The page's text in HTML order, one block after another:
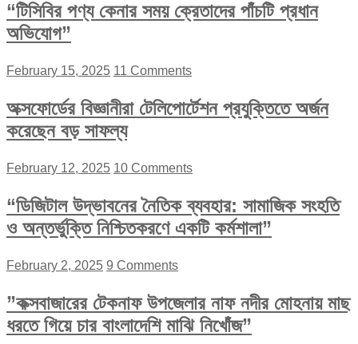
“টিসিবির পণ্য কেনার সময় ক্রেতাদের পাঁচটি প্রধান
অভিযোগ”
February 15, 2025 11 Comments
অক্সফোর্ডের বিজ্ঞানীরা টেলিপোর্টেশন প্রযুক্তিতে অর্জন
করেছেন বড় সাফল্য
February 12, 2025 10 Comments
“ডিজিটাল উদ্ভাবনের নৈতিক ব্যবহার: সামাজিক সংহতি
ও অন্তর্ভুক্তি নিশ্চিতকরণে একটি কর্মশালা”
February 2, 2025 9 Comments
”কক্সবাজারের টেকনাফ উপজেলার নাফ নদীর মোহনায় মাছ
ধরতে গিয়ে চার বাংলাদেশি মাঝি নিখোঁজ”